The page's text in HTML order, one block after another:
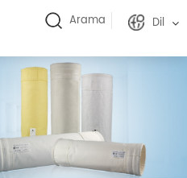
Arama Dil